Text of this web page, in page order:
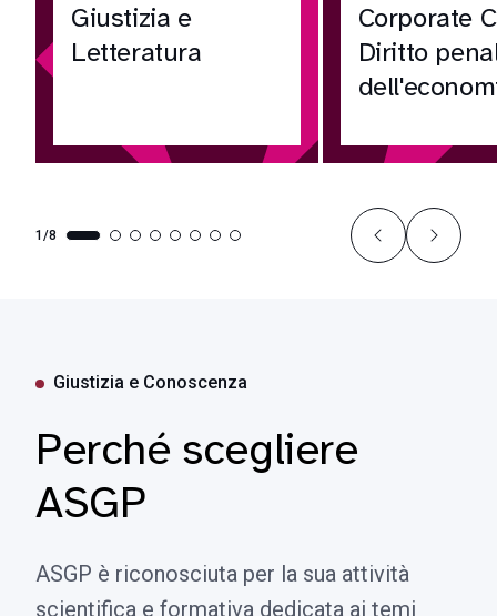
Giustizia e
Letteratura
Corporate
Diritto
1/8
Giustizia e Conoscenza
Perché scegliere
ASGP
ASGP è riconosciuta per la sua attività
scientifica e formativa dedicata ai temi